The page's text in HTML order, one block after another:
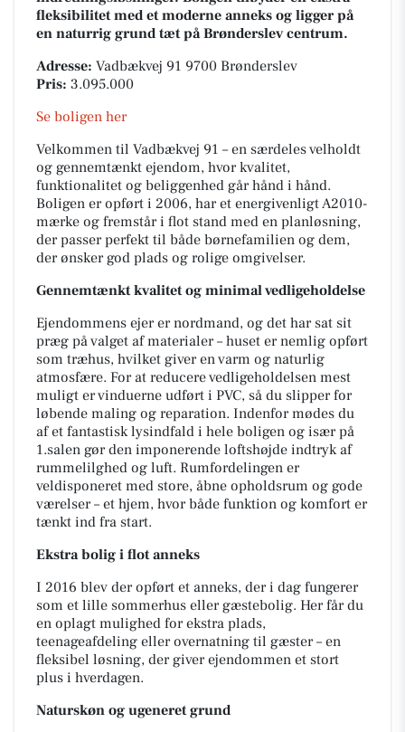
fleksibilitet med et moderne anneks og ligger på
en naturrig grund tæt på Brønderslev centrum.
Adresse: Vadbækvej 91 9700 Brønderslev
Pris: 3.095.000
Se boligen her
Velkommen til Vadbækvej 91 – en særdeles velholdt
og gennemtænkt ejendom, hvor kvalitet,
funktionalitet og beliggenhed går hånd i hånd.
Boligen er opført i 2006, har et energivenligt A2010-
mærke og fremstår i flot stand med en planløsning,
der passer perfekt til både børnefamilien og dem,
der ønsker god plads og rolige omgivelser.
Gennemtænkt kvalitet og minimal vedligeholdelse
Ejendommens ejer er nordmand, og det har sat sit
præg på valget af materialer – huset er nemlig opført
som træhus, hvilket giver en varm og naturlig
atmosfære. For at reducere vedligeholdelsen mest
muligt er vinduerne udført i PVC, så du slipper for
løbende maling og reparation. Indenfor mødes du
af et fantastisk lysindfald i hele boligen og især på
1.salen gør den imponerende loftshøjde indtryk af
rummelilghed og luft. Rumfordelingen er
veldisponeret med store, åbne opholdsrum og gode
værelser – et hjem, hvor både funktion og komfort er
tænkt ind fra start.
Ekstra bolig i flot anneks
I 2016 blev der opført et anneks, der i dag fungerer
som et lille sommerhus eller gæstebolig. Her får du
en oplagt mulighed for ekstra plads,
teenageafdeling eller overnatning til gæster – en
fleksibel løsning, der giver ejendommen et stort
plus i hverdagen.
Naturskøn og ugeneret grund